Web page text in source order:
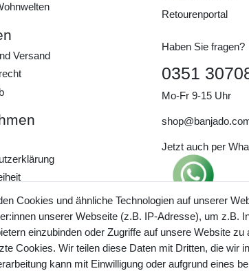
Versand
unserer
Retourenportal
Haben Sie fragen?
0351
Mo-Fr 9-15 Uhr
Jetzt auch per
Preisangaben inkl.
zzgl. Service- und
Cookies und ähnliche Technologien auf unserer
unserer Webseite (z.B. IP-Adresse), um z.B.
einzubinden oder Zugriffe auf unsere Website
Cookies. Wir teilen diese Daten mit Dritten, die wir
kann mit Einwilligung oder aufgrund eines